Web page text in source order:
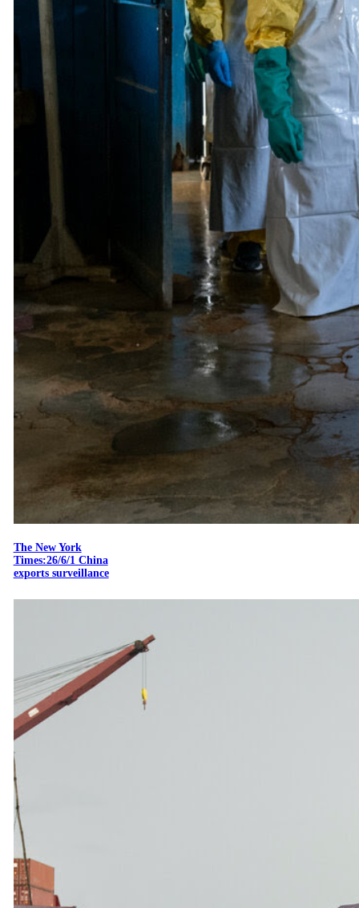
The New York
Times:26/6/1 China
exports surveillance